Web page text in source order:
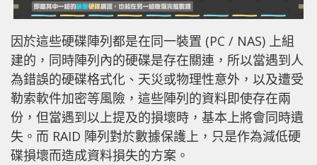
因於這些硬碟陣列都是在同一裝置 (PC / NAS) 上組
建的，同時陣列內的硬碟是存在關連，所以當遇到人
為錯誤的硬碟格式化、天災或物理性意外，以及遭受
勒索軟件加密等風險，這些陣列的資料即使存在兩
份，但當遇到以上提及的損壞時，基本上將會同時遺
失。而 RAID 陣列對於數據保護上，只是作為減低硬
碟損壞而造成資料損失的方案。